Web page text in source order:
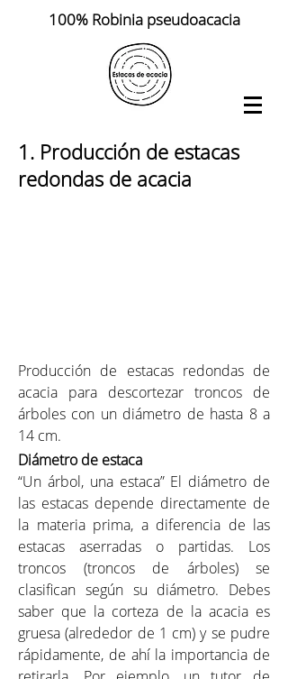
100% Robinia pseudoacacia
1. Producción de estacas
redondas de acacia
Estacas de acacia
Producción de estacas redondas de
acacia para descortezar troncos de
árboles con un diámetro de hasta 8 a
14 cm.
Diámetro de estaca
“Un árbol, una estaca” El diámetro de
las estacas depende directamente de
la materia prima, a diferencia de las
estacas aserradas o partidas. Los
troncos (troncos de árboles) se
clasifican según su diámetro. Debes
saber que la corteza de la acacia es
gruesa (alrededor de 1 cm) y se pudre
rápidamente, de ahí la importancia de